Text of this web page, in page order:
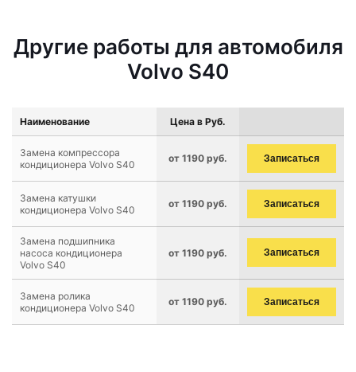
Другие работы для автомобиля
Volvo S40
Наименование Цена в Руб.
Замена компрессора
кондиционера Volvo S40
от 1190 руб. Записаться
Замена катушки
кондиционера Volvo S40
от 1190 руб. Записаться
Замена подшипника
насоса кондиционера
Volvo S40
от 1190 руб. Записаться
Замена ролика
кондиционера Volvo S40
от 1190 руб. Записаться